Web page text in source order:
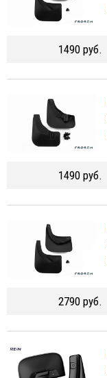
1490 руб.
1490 руб.
2790 руб.